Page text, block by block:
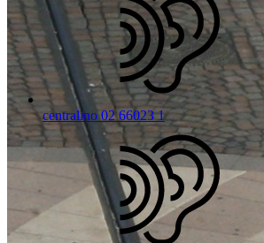
centralino 02 66023 1